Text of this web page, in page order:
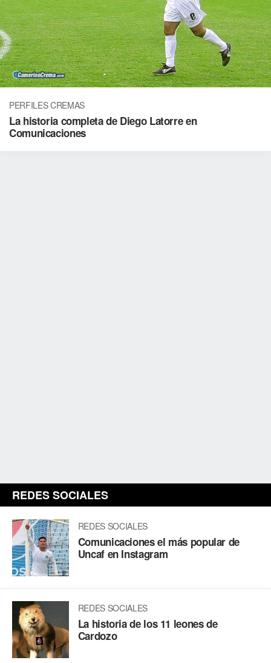
PERFILES CREMAS
La historia completa de Diego Latorre en
Comunicaciones
REDES SOCIALES
REDES SOCIALES
Comunicaciones el más popular de
Uncaf en Instagram
REDES SOCIALES
La historia de los 11 leones de
Cardozo